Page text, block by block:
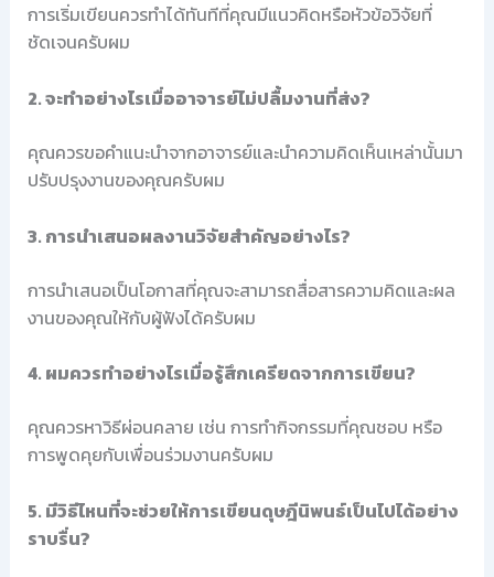
การเริ่มเขียนควรทำได้ทันทีที่คุณมีแนวคิดหรือหัวข้อวิจัยที่
ชัดเจนครับผม
2. จะทำอย่างไรเมื่ออาจารย์ไม่ปลื้มงานที่ส่ง?
คุณควรขอคำแนะนำจากอาจารย์และนำความคิดเห็นเหล่านั้นมา
ปรับปรุงงานของคุณครับผม
3. การนำเสนอผลงานวิจัยสำคัญอย่างไร?
การนำเสนอเป็นโอกาสที่คุณจะสามารถสื่อสารความคิดและผล
งานของคุณให้กับผู้ฟังได้ครับผม
4. ผมควรทำอย่างไรเมื่อรู้สึกเครียดจากการเขียน?
คุณควรหาวิธีผ่อนคลาย เช่น การทำกิจกรรมที่คุณชอบ หรือ
การพูดคุยกับเพื่อนร่วมงานครับผม
5. มีวิธีไหนที่จะช่วยให้การเขียนดุษฎีนิพนธ์เป็นไปได้อย่าง
ราบรื่น?